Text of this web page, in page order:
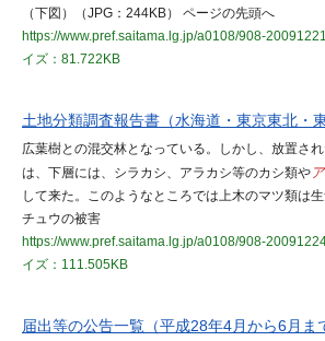
（下図）（JPG：244KB） ページの先頭へ
https://www.pref.saitama.lg.jp/a0108/908-
イズ：81.722KB
土地分類調査報告書（水海道・東京東北・
広葉樹との混交林となっている。しかし、放置さ
は、下層には、シラカシ、アラカシ等のカシ類や
して来た。このようなところでは上木のマツ類は
チュウの被害
https://www.pref.saitama.lg.jp/a0108/908-
イズ：111.505KB
届出等の公告一覧（平成28年4月から6月ま